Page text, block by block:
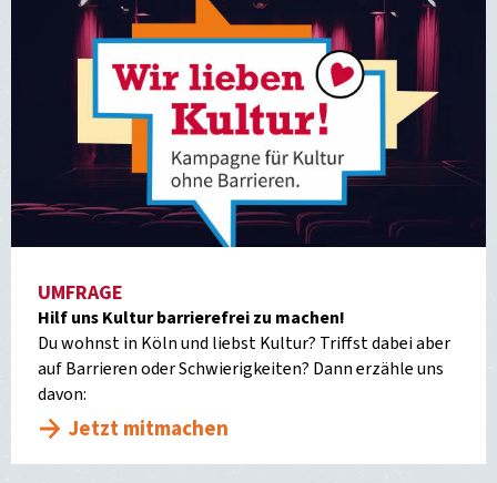
UMFRAGE
Hilf uns Kultur barrierefrei zu machen!
Du wohnst in Köln und liebst Kultur? Triffst dabei aber
auf Barrieren oder Schwierigkeiten? Dann erzähle uns
davon:
Jetzt mitmachen